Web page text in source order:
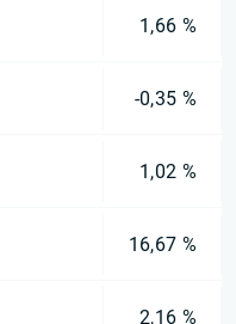
1,66 %
-0,35 %
1,02 %
16,67 %
2,16 %